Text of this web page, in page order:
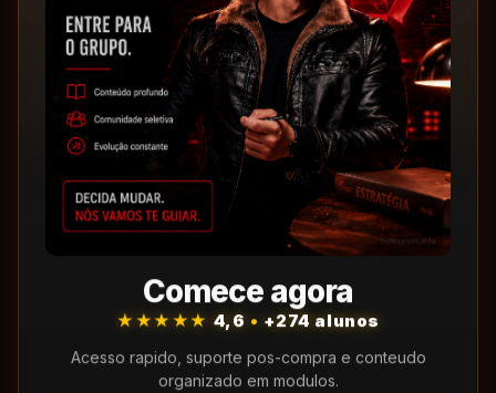
Comece agora
★★★★★ 4,6 • +274 alunos
Acesso rapido, suporte pos-compra e conteudo
organizado em modulos.